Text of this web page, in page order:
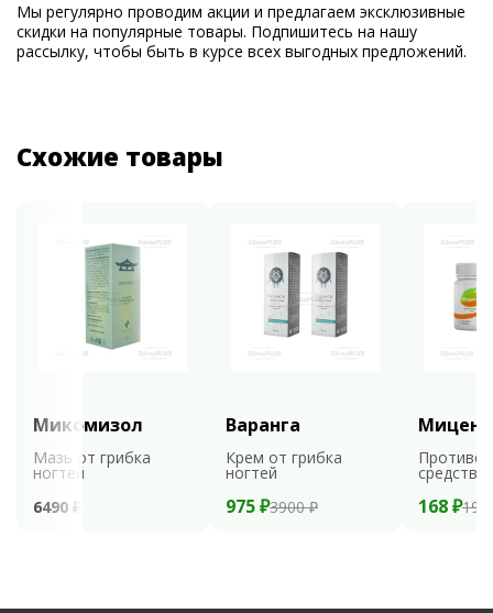
Мы регулярно проводим акции и предлагаем эксклюзивные
скидки на популярные товары. Подпишитесь на нашу
рассылку, чтобы быть в курсе всех выгодных предложений.
Схожие товары
Микомизол
Мазь от грибка
ногтей
6490 ₽
Варанга
Крем от грибка
ногтей
975 ₽3900 ₽
средство
168 ₽